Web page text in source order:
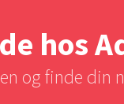
hos
og finde din